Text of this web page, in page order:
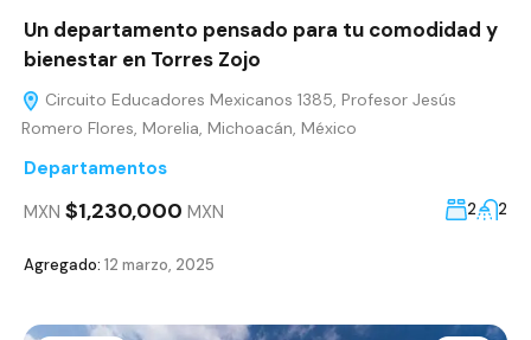
Un departamento pensado para tu comodidad y
bienestar en Torres Zojo
Circuito Educadores Mexicanos 1385, Profesor Jesús
Romero Flores, Morelia, Michoacán, México
Departamentos
MXN $1,230,000 MXN 2 2
Agregado: 12 marzo, 2025